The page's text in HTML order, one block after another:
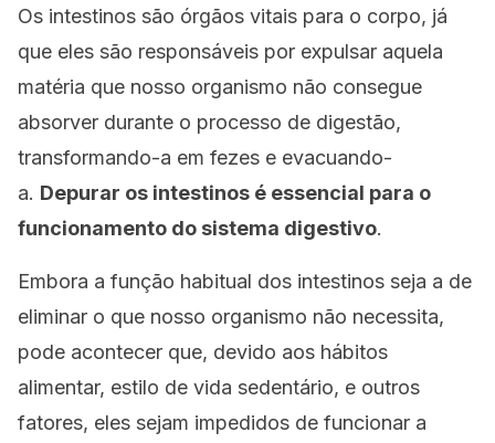
Os intestinos são órgãos vitais para o corpo, já
que eles são responsáveis ​​por expulsar aquela
matéria que nosso organismo não consegue
absorver durante o processo de digestão,
transformando-a em fezes e evacuando-
a. Depurar os intestinos é essencial para o
funcionamento do sistema digestivo.
Embora a função habitual dos intestinos seja a de
eliminar o que nosso organismo não necessita,
pode acontecer que, devido aos hábitos
alimentar, estilo de vida sedentário, e outros
fatores, eles sejam impedidos de funcionar a